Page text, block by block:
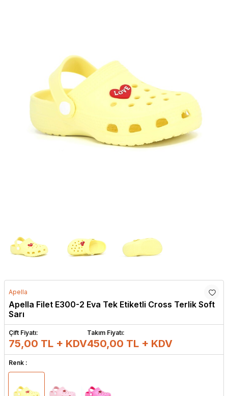
Apella
Apella Filet E300-2 Eva Tek Etiketli Cross Terlik Soft
Sarı
Çift Fiyatı:
75,00 TL + KDV
Takım Fiyatı:
450,00 TL + KDV
Renk :